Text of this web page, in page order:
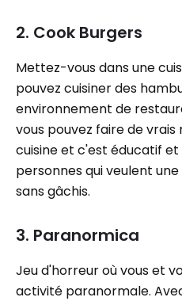
2. Cook Burgers
Mettez-vous dans une
pouvez cuisiner des
environnement de
vous pouvez faire de
cuisine et c'est éducatif
personnes qui veulent
sans gâchis.
3. Paranormica
Jeu d'horreur où vous et
activité paranormale.